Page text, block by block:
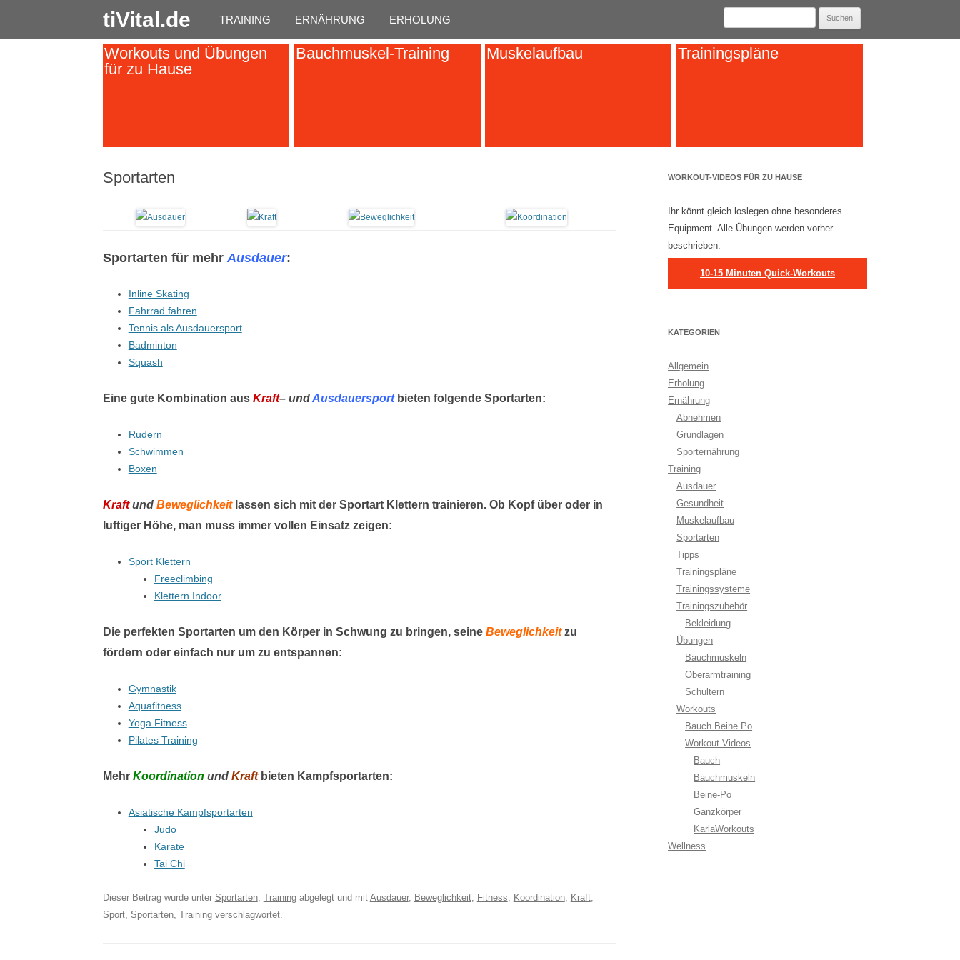
tiVital.de TRAINING ERNÄHRUNG ERHOLUNG
Suchen
Workouts und Übungen
für zu Hause
Bauchmuskel-Training Muskelaufbau Trainingspläne
Sportarten
Sportarten für mehrAusdauer:
Inline Skating
Fahrrad fahren
Tennis als Ausdauersport
Badminton
Squash
Eine gute Kombination aus Kraft– undAusdauersport bieten folgende Sportarten:
Rudern
Schwimmen
Boxen
Kraftund Beweglichkeit lassen sich mit der Sportart Klettern trainieren. Ob Kopf über oder in
luftiger Höhe, man muss immer vollen Einsatz zeigen:
Sport Klettern
Freeclimbing
Klettern Indoor
Die perfekten Sportarten um den Körper in Schwung zu bringen, seine Beweglichkeitzu
fördern oder einfach nur um zu entspannen:
Gymnastik
Aquafitness
Yoga Fitness
Pilates Training
Mehr Koordination und Kraft bieten Kampfsportarten:
Asiatische Kampfsportarten
Judo
Karate
Tai Chi
Dieser Beitrag wurde unter Sportarten, Trainingabgelegt und mit Ausdauer, Beweglichkeit, Fitness, Koordination, Kraft,
Sport, Sportarten, Trainingverschlagwortet.
WORKOUT-VIDEOS FÜR ZU HAUSE
Ihr könnt gleich loslegen ohne besonderes
Equipment. Alle Übungen werden vorher
beschrieben.
10-15 Minuten Quick-Workouts
KATEGORIEN
Allgemein
Erholung
Ernährung
Abnehmen
Grundlagen
Sporternährung
Training
Ausdauer
Gesundheit
Muskelaufbau
Sportarten
Tipps
Trainingspläne
Trainingssysteme
Trainingszubehör
Bekleidung
Übungen
Bauchmuskeln
Oberarmtraining
Schultern
Workouts
Bauch Beine Po
Workout Videos
Bauch
Bauchmuskeln
Beine-Po
Ganzkörper
KarlaWorkouts
Wellness